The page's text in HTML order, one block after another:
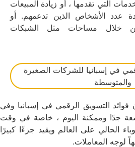
التي تقدمها ، أو زيادة المبيعات
عدد الأشخاص الذين تدعمهم. أو
من خلال مساحات مثل الشبكات
فوائد التسويق الرقمي في إسبانيا وفي
جدًا وممكنة اليوم ، خاصة في وقت
الحالي على العالم ويقيد جزءًا كبيرًا
لوجه المعاملات.